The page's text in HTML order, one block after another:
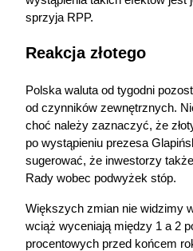
sprzyja RPP.
Reakcja złotego
Polska waluta od tygodni
od czynników zewnętrznych.
choć należy zaznaczyć, że
po wystąpieniu prezesa
sugerować, że inwestorzy
Rady wobec podwyżek stóp.
Większych zmian nie widzimy
wciąż wyceniają między 1 a 2
procentowych przed końcem